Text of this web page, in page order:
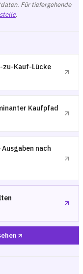
Für tiefergehende
.
zu-Kauf-Lücke
Kaufpfad
nach